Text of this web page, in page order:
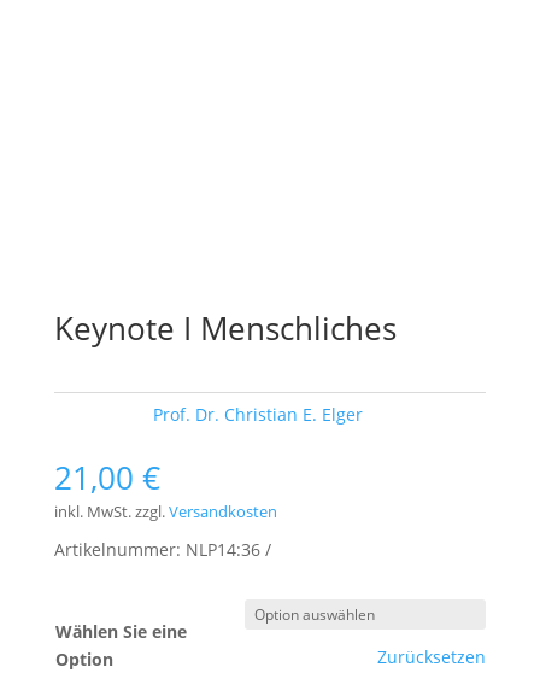
Keynote I Menschliches
Prof. Dr. Christian E. Elger
21,00 €
inkl. MwSt.zzgl.Versandkosten
Artikelnummer: NLP14:36
Wählen Sie eine
Option
Zurücksetzen